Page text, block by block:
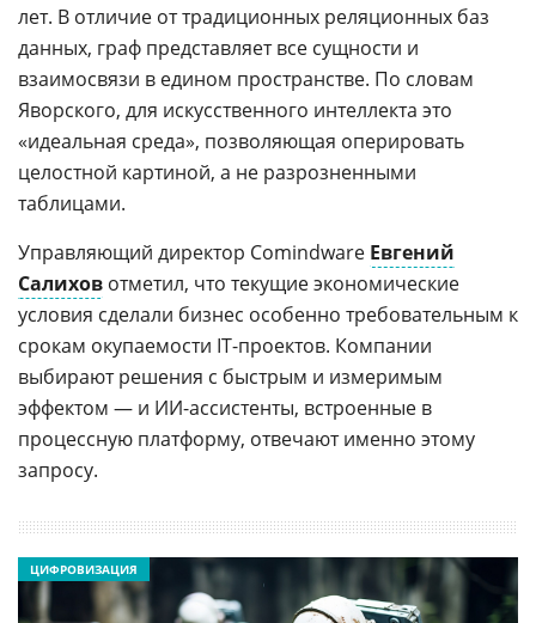
лет. В отличие от традиционных реляционных баз
данных, граф представляет все сущности и
взаимосвязи в едином пространстве. По словам
Яворского, для искусственного интеллекта это
«идеальная среда», позволяющая оперировать
целостной картиной, а не разрозненными
таблицами.
Управляющий директор Comindware Евгений
Салихов отметил, что текущие экономические
условия сделали бизнес особенно требовательным к
срокам окупаемости IT-проектов. Компании
выбирают решения с быстрым и измеримым
эффектом — и ИИ-ассистенты, встроенные в
процессную платформу, отвечают именно этому
запросу.
ЦИФРОВИЗАЦИЯ